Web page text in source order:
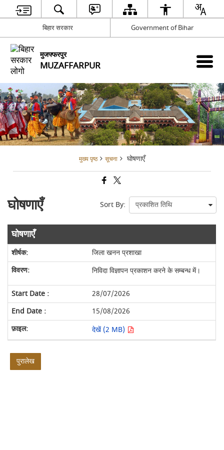
बिहार सरकार Government of Bihar
मुजफ्फरपुर
MUZAFFARPUR
मुख्य पृष्ठ सूचना घोषणाएँ
घोषणाएँ Sort By:
घोषणाएँ
जिला खनन प्रशाखा
निविदा विज्ञापन प्रकाशन करने के सम्बन्ध में।
28/07/2026
15/08/2026
देखें (2 MB)
पुरालेख